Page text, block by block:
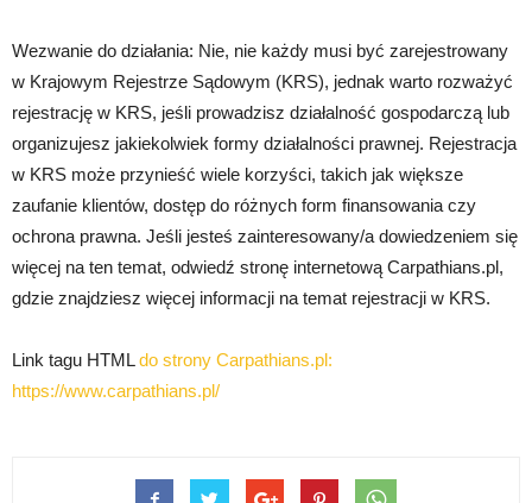
Wezwanie do działania: Nie, nie każdy musi być zarejestrowany
w Krajowym Rejestrze Sądowym (KRS), jednak warto rozważyć
rejestrację w KRS, jeśli prowadzisz działalność gospodarczą lub
organizujesz jakiekolwiek formy działalności prawnej. Rejestracja
w KRS może przynieść wiele korzyści, takich jak większe
zaufanie klientów, dostęp do różnych form finansowania czy
ochrona prawna. Jeśli jesteś zainteresowany/a dowiedzeniem się
więcej na ten temat, odwiedź stronę internetową Carpathians.pl,
gdzie znajdziesz więcej informacji na temat rejestracji w KRS.
Link tagu HTMLdo strony Carpathians.pl:
https://www.carpathians.pl/